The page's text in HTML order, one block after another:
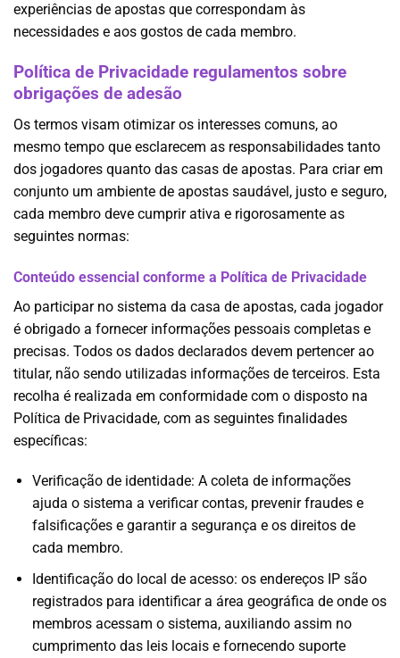
experiências de apostas que correspondam às
necessidades e aos gostos de cada membro.
Política de Privacidade regulamentos sobre
obrigações de adesão
Os termos visam otimizar os interesses comuns, ao
mesmo tempo que esclarecem as responsabilidades tanto
dos jogadores quanto das casas de apostas. Para criar em
conjunto um ambiente de apostas saudável, justo e seguro,
cada membro deve cumprir ativa e rigorosamente as
seguintes normas:
Conteúdo essencial conforme a Política de Privacidade
Ao participar no sistema da casa de apostas, cada jogador
é obrigado a fornecer informações pessoais completas e
precisas. Todos os dados declarados devem pertencer ao
titular, não sendo utilizadas informações de terceiros. Esta
recolha é realizada em conformidade com o disposto na
Política de Privacidade, com as seguintes finalidades
específicas:
Verificação de identidade: A coleta de informações
ajuda o sistema a verificar contas, prevenir fraudes e
falsificações e garantir a segurança e os direitos de
cada membro.
Identificação do local de acesso: os endereços IP são
registrados para identificar a área geográfica de onde os
membros acessam o sistema, auxiliando assim no
cumprimento das leis locais e fornecendo suporte